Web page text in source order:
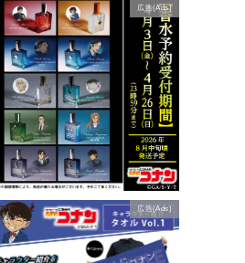
広告(Ads)
広告(Ads)